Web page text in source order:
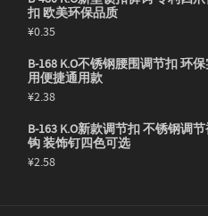
扣 欧美环保品质
¥0.35
B-168 K.O不锈钢腰围调节扣 环
用便捷通用款
¥2.38
B-163 K.O新款调节扣 不锈钢调
钩 装饰钉四色可选
¥2.58